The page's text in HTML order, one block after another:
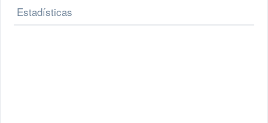
Estadísticas